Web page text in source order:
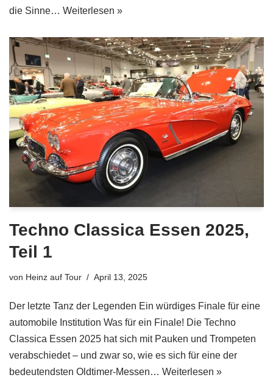
die Sinne… Weiterlesen »
Techno Classica Essen 2025,
Teil 1
von Heinz auf Tour April 13, 2025
Der letzte Tanz der Legenden Ein würdiges Finale für eine
automobile Institution Was für ein Finale! Die Techno
Classica Essen 2025 hat sich mit Pauken und Trompeten
verabschiedet – und zwar so, wie es sich für eine der
bedeutendsten Oldtimer-Messen… Weiterlesen »